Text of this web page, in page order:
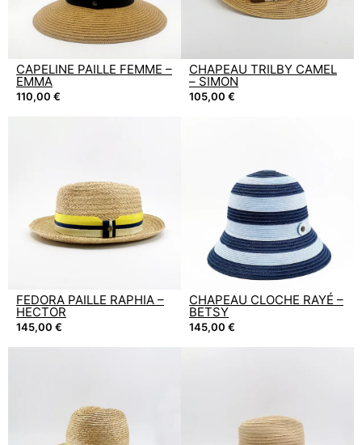
CAPELINE PAILLE FEMME –
EMMA
110,00 €
CHAPEAU TRILBY CAMEL
– SIMON
105,00 €
FEDORA PAILLE RAPHIA –
HECTOR
145,00 €
CHAPEAU CLOCHE RAYÉ –
BETSY
145,00 €